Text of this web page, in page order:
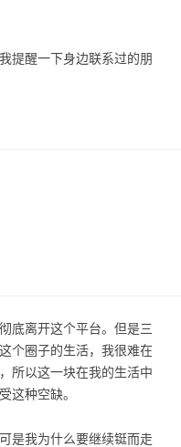
提醒一下身边联系过的朋
底离开这个平台。但是三
个圈子的生活，我很难在
所以这一块在我的生活中
这种空缺。
是我为什么要继续铤而走